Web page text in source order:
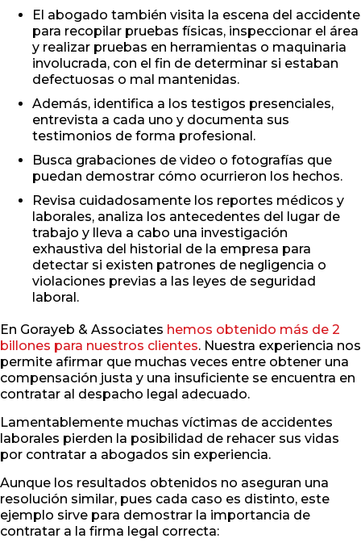
El abogado también visita la escena del accidente
para recopilar pruebas físicas, inspeccionar el área
y realizar pruebas en herramientas o maquinaria
involucrada, con el fin de determinar si estaban
defectuosas o mal mantenidas.
Además, identifica a los testigos presenciales,
entrevista a cada uno y documenta sus
testimonios de forma profesional.
Busca grabaciones de video o fotografías que
puedan demostrar cómo ocurrieron los hechos.
Revisa cuidadosamente los reportes médicos y
laborales, analiza los antecedentes del lugar de
trabajo y lleva a cabo una investigación
exhaustiva del historial de la empresa para
detectar si existen patrones de negligencia o
violaciones previas a las leyes de seguridad
laboral.
En Gorayeb & Associates hemos obtenido más de 2
billones para nuestros clientes. Nuestra experiencia nos
permite afirmar que muchas veces entre obtener una
compensación justa y una insuficiente se encuentra en
contratar al despacho legal adecuado.
Lamentablemente muchas víctimas de accidentes
laborales pierden la posibilidad de rehacer sus vidas
por contratar a abogados sin experiencia.
Aunque los resultados obtenidos no aseguran una
resolución similar, pues cada caso es distinto, este
ejemplo sirve para demostrar la importancia de
contratar a la firma legal correcta: